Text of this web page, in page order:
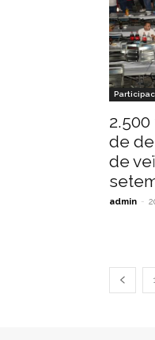
de
de
admin -